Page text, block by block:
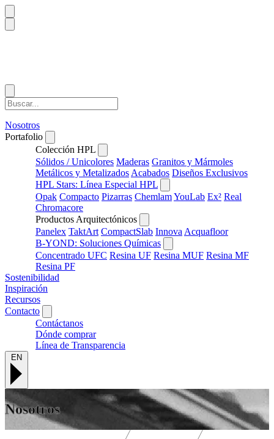
Nosotros
Portafolio
Colección HPL
Sólidos / Unicolores Maderas Granitos y Mármoles
Metálicos y Metalizados Acabados Diseños Exclusivos
HPL Stars: Línea Especial HPL
Opak Compacto Pizarras ChemlamYouLab Ex² Real
Chromacore
Productos Arquitectónicos
Panelex TaktArt CompactSlab Innova Acquafloor
B-YOND: Soluciones Químicas
Concentrado UFC Resina UF Resina MUF Resina MF
Resina PF
Sostenibilidad
Inspiración
Recursos
Contacto
Contáctanos
Dónde comprar
Línea de Transparencia
EN
Nosotros